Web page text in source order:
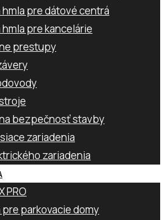
hmla pre dátové centrá
hmla pre kancelárie
prestupy
bezpečnosť stavby
zariadenia
zariadenia
PRO
pre parkovacie domy